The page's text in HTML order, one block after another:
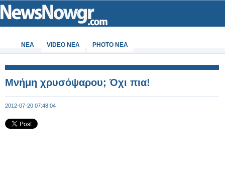
ΝΕΑ VIDEO NEA PHOTO NEA
Μνήμη χρυσόψαρου; Όχι πια!
2012-07-20 07:48:04